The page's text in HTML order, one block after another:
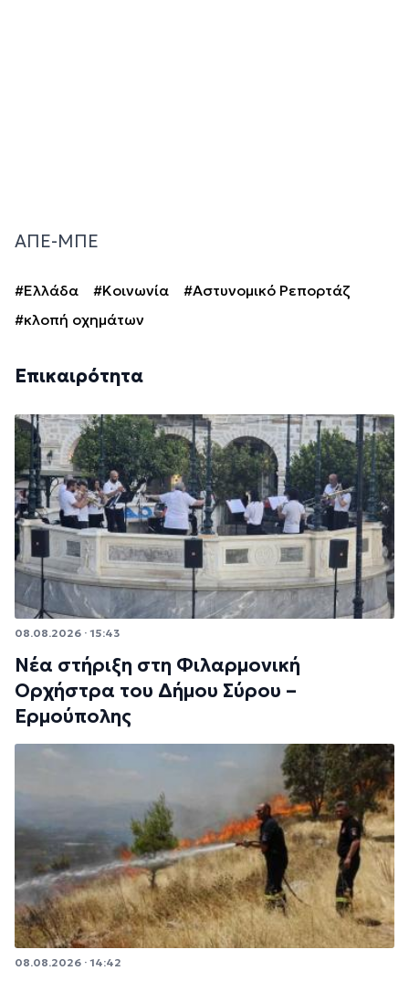
ΑΠΕ-ΜΠΕ
#Ελλάδα #Κοινωνία
#Αστυνομικό Ρεπορτάζ
#κλοπή οχημάτων
Επικαιρότητα
08.08.2026 · 15:43
Νέα στήριξη στη Φιλαρμονική
Ορχήστρα του Δήμου Σύρου –
Ερμούπολης
08.08.2026 · 14:42